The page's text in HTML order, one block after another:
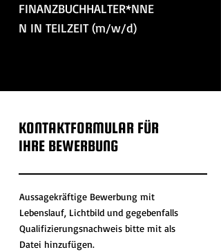
FINANZBUCHHALTER*NNE
N IN TEILZEIT (m/w/d)
KONTAKTFORMULAR FÜR
IHRE BEWERBUNG
Aussagekräftige Bewerbung mit
Lebenslauf, Lichtbild und gegebenfalls
Qualifizierungsnachweis bitte mit als
Datei hinzufügen.